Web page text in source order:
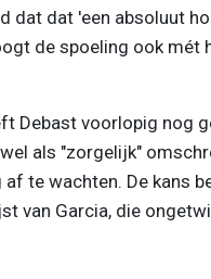
dat dat 'een absoluut
de spoeling ook mét
Debast voorlopig nog
als "zorgelijk"
te wachten. De kans
van Garcia, die